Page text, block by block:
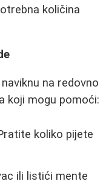
količina
na redovno
koji mogu pomoći:
koliko pijete
ili listići mente